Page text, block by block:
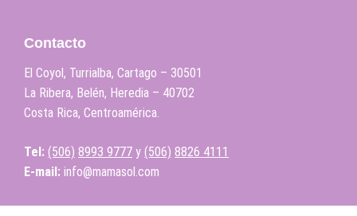
Contacto
El Coyol, Turrialba, Cartago – 30501
La Ribera, Belén, Heredia – 40702
Costa Rica, Centroamérica.
Tel: (506) 8993 9777 y (506) 8826 4111
E-mail: info@mamasol.com